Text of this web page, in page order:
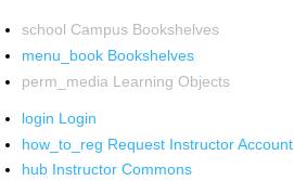
school Campus Bookshelves
menu_book Bookshelves
perm_media Learning Objects
login Login
how_to_reg Request Instructor Account
hub Instructor Commons